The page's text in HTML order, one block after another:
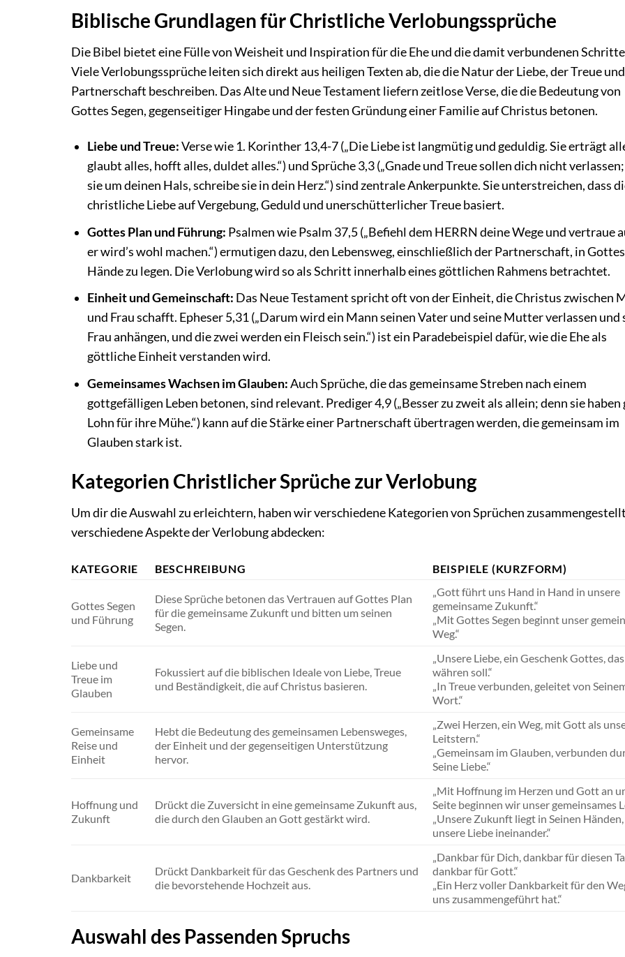
Biblische Grundlagen für Christliche Verlobungssprüche
Die Bibel bietet eine Fülle von Weisheit und Inspiration für die Ehe und die damit verbundenen
Viele Verlobungssprüche leiten sich direkt aus heiligen Texten ab, die die Natur der Liebe, der Treue
Partnerschaft beschreiben. Das Alte und Neue Testament liefern zeitlose Verse, die die Bedeutung von
Gottes Segen, gegenseitiger Hingabe und der festen Gründung einer Familie auf Christus betonen.
Liebe und Treue:Verse wie 1. Korinther 13,4-7 („Die Liebe ist langmütig und geduldig. Sie erträgt
glaubt alles, hofft alles, duldet alles.“) und Sprüche 3,3 („Gnade und Treue sollen dich nicht
sie um deinen Hals, schreibe sie in dein Herz.“) sind zentrale Ankerpunkte. Sie unterstreichen, dass
christliche Liebe auf Vergebung, Geduld und unerschütterlicher Treue basiert.
Gottes Plan und Führung: Psalmen wie Psalm 37,5 („Befiehl dem HERRN deine Wege und vertraue
er wird’s wohl machen.“) ermutigen dazu, den Lebensweg, einschließlich der Partnerschaft, in Gottes
Hände zu legen. Die Verlobung wird so als Schritt innerhalb eines göttlichen Rahmens betrachtet.
Einheit und Gemeinschaft: Das Neue Testament spricht oft von der Einheit, die Christus zwischen
und Frau schafft. Epheser 5,31 („Darum wird ein Mann seinen Vater und seine Mutter verlassen und
Frau anhängen, und die zwei werden ein Fleisch sein.“) ist ein Paradebeispiel dafür, wie die Ehe als
göttliche Einheit verstanden wird.
Gemeinsames Wachsen im Glauben:Auch Sprüche, die das gemeinsame Streben nach einem
gottgefälligen Leben betonen, sind relevant. Prediger 4,9 („Besser zu zweit als allein; denn sie haben
Lohn für ihre Mühe.“) kann auf die Stärke einer Partnerschaft übertragen werden, die gemeinsam im
Glauben stark ist.
Kategorien Christlicher Sprüche zur Verlobung
Um dir die Auswahl zu erleichtern, haben wir verschiedene Kategorien von Sprüchen
verschiedene Aspekte der Verlobung abdecken:
KATEGORIE BESCHREIBUNG BEISPIELE (KURZFORM)
Gottes Segen
und Führung
Diese Sprüche betonen das Vertrauen auf Gottes Plan
für die gemeinsame Zukunft und bitten um seinen
Segen.
„Gott führt uns Hand in Hand in unsere
gemeinsame Zukunft.“
„Mit Gottes Segen beginnt unser
Weg.“
Liebe und
Treue im
Glauben
Fokussiert auf die biblischen Ideale von Liebe, Treue
und Beständigkeit, die auf Christus basieren.
„Unsere Liebe, ein Geschenk Gottes,
währen soll.“
„In Treue verbunden, geleitet von
Wort.“
Gemeinsame
Reise und
Einheit
Hebt die Bedeutung des gemeinsamen Lebensweges,
der Einheit und der gegenseitigen Unterstützung
hervor.
„Zwei Herzen, ein Weg, mit Gott als
Leitstern.“
„Gemeinsam im Glauben, verbunden
Seine Liebe.“
Hoffnung und
Zukunft
Drückt die Zuversicht in eine gemeinsame Zukunft aus,
die durch den Glauben an Gott gestärkt wird.
„Mit Hoffnung im Herzen und Gott an
Seite beginnen wir unser gemeinsames
„Unsere Zukunft liegt in Seinen Händen,
unsere Liebe ineinander.“
Dankbarkeit
Drückt Dankbarkeit für das Geschenk des Partners und
die bevorstehende Hochzeit aus.
„Dankbar für Dich, dankbar für diesen
dankbar für Gott.“
„Ein Herz voller Dankbarkeit für den
uns zusammengeführt hat.“
Auswahl des Passenden Spruchs